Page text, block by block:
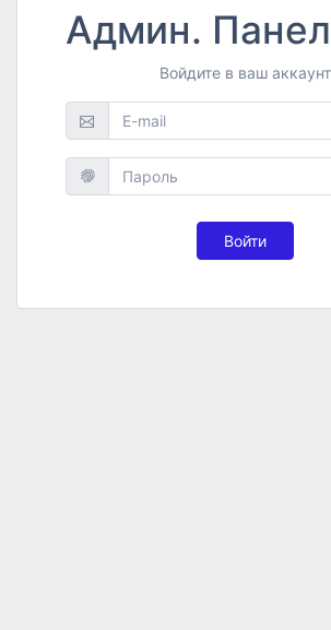
Админ.
Админ.
Админ.